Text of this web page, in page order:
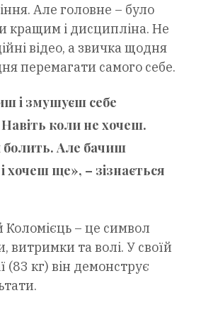
Але головне – було
кращим і дисципліна. Не
відео, а звичка щодня
перемагати самого себе.
і змушуєш себе
коли не хочеш.
болить. Але бачиш
хочеш ще», – зізнається
Коломієць – це символ
витримки та волі. У своїй
(83 кг) він демонструє